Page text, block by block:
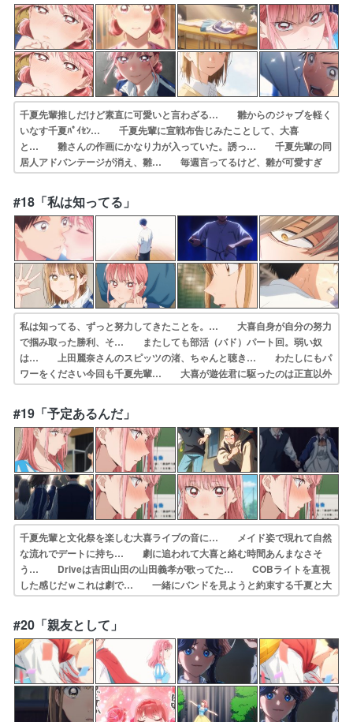
千夏先輩推しだけど素直に可愛いと言わざる… 雛からのジャブを軽く
いなす千夏ﾊﾟｲｾﾝ… 千夏先輩に宣戦布告じみたことして、大喜
と… 雛さんの作画にかなり力が入っていた。誘っ… 千夏先輩の同
居人アドバンテージが消え、雛… 毎週言ってるけど、雛が可愛すぎ
る。アニメ… 雛の可愛さと魅力がヤバすぎる！でも気持ち… でも
照れ隠しは下手で可愛い大喜も雛のこと… 大喜ってたまに雛が“自分
の事を好きな女の… 砂漠を歩く真面目な大喜くん。雛ちゃん、あ…
#18「私は知ってる」
私は知ってる、ずっと努力してきたことを。… 大喜自身が自分の努力
で掴み取った勝利、そ… またしても部活（バド）パート回。弱い奴
は… 上田麗奈さんのスピッツの渚、ちゃんと聴き… わたしにもパ
ワーをください今回も千夏先輩… 大喜が遊佐君に駆ったのは正直以外
やったわ… そりゃ大喜くんはモテ男だわ雛さんは何も悪… 大喜vs
遊佐の練習試合を見守る千夏と雛。… バドって少しの風もシャトルに
影響するから… 「あんな大喜、見たことない」という雛と「…
#19「予定あるんだ」
千夏先輩と文化祭を楽しむ大喜ライブの音に… メイド姿で現れて自然
な流れでデートに持ち… 劇に追われて大喜と絡む時間あんまなさそ
う… Driveは吉田山田の山田義孝が歌ってた… COBライトを直視
した感じだｗこれは劇で… 一緒にバンドを見ようと約束する千夏と大
喜… 白雪姫VSメイドさんの頂上決戦二人の天使… メイド服姿の
千夏先輩もかわいい。ライブの… これもし大喜と千夏が付き合うこと
になった… 文化祭って楽しい〜！ほんと、アオハルよ〜…
#20「親友として」